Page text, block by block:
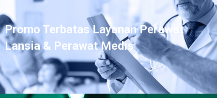
Promo Terbatas Layanan Perawat
Lansia & Perawat Medis